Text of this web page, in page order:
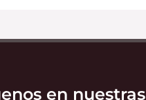
en nuestras